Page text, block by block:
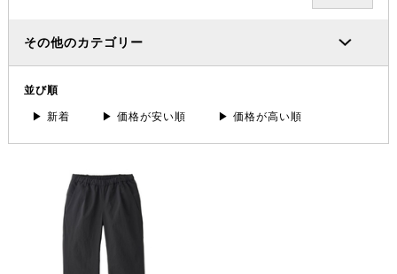
その他のカテゴリー
並び順
▶ 新着 ▶ 価格が安い順 ▶ 価格が高い順